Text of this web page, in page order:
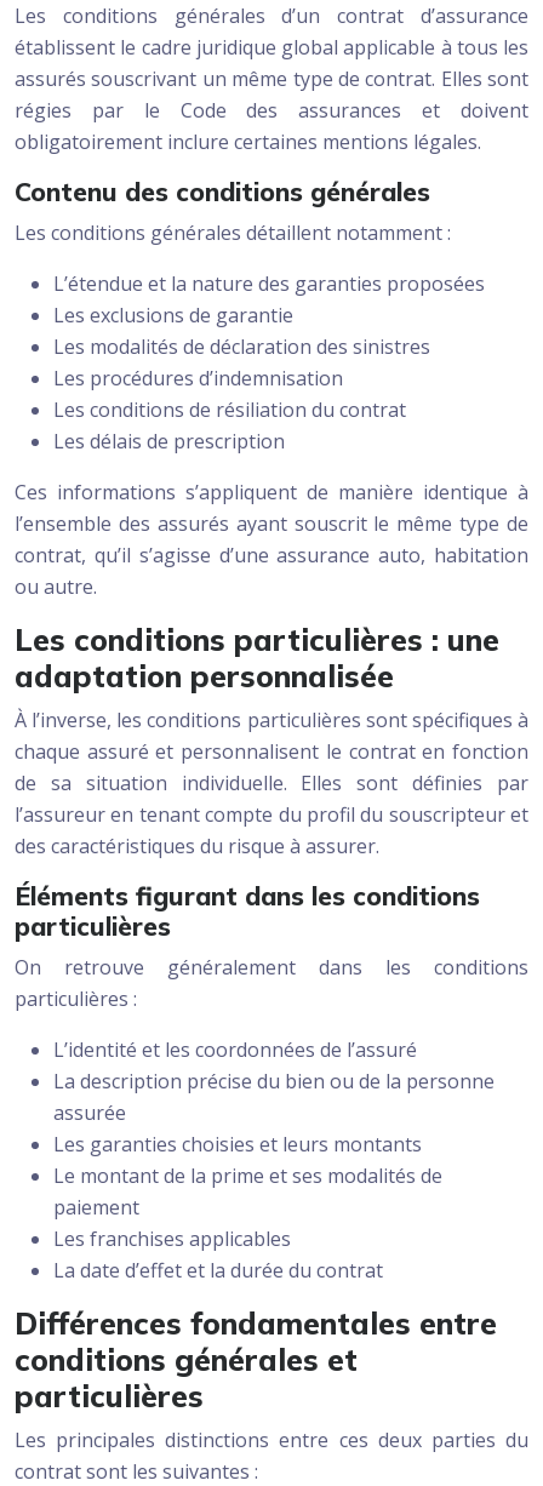
Les conditions générales d’un contrat d’assurance
établissent le cadre juridique global applicable à tous les
assurés souscrivant un même type de contrat. Elles sont
régies par le Code des assurances et doivent
obligatoirement inclure certaines mentions légales.
Contenu des conditions générales
Les conditions générales détaillent notamment :
L’étendue et la nature des garanties proposées
Les exclusions de garantie
Les modalités de déclaration des sinistres
Les procédures d’indemnisation
Les conditions de résiliation du contrat
Les délais de prescription
Ces informations s’appliquent de manière identique à
l’ensemble des assurés ayant souscrit le même type de
contrat, qu’il s’agisse d’une assurance auto, habitation
ou autre.
Les conditions particulières : une
adaptation personnalisée
À l’inverse, les conditions particulières sont spécifiques à
chaque assuré et personnalisent le contrat en fonction
de sa situation individuelle. Elles sont définies par
l’assureur en tenant compte du profil du souscripteur et
des caractéristiques du risque à assurer.
Éléments figurant dans les conditions
particulières
On retrouve généralement dans les conditions
particulières :
L’identité et les coordonnées de l’assuré
La description précise du bien ou de la personne
assurée
Les garanties choisies et leurs montants
Le montant de la prime et ses modalités de
paiement
Les franchises applicables
La date d’effet et la durée du contrat
Différences fondamentales entre
conditions générales et
particulières
Les principales distinctions entre ces deux parties du
contrat sont les suivantes :